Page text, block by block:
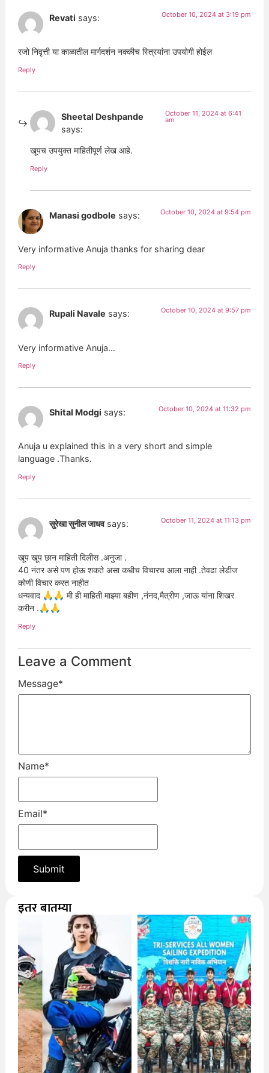
Revati says: October 10, 2024 at 3:19 pm
रजो निवृत्ती या काळातील मार्गदर्शन नक्कीच स्त्रियांना उपयोगी होईल
Reply
Sheetal Deshpande
says:
October 11, 2024 at 6:41
am
खूपच उपयुक्त माहितीपूर्ण लेख आहे.
Reply
Manasi godbole says: October 10, 2024 at 9:54 pm
Very informative Anuja thanks for sharing dear
Reply
Rupali Navale says: October 10, 2024 at 9:57 pm
Very informative Anuja…
Reply
Shital Modgi says: October 10, 2024 at 11:32 pm
Anuja u explained this in a very short and simple
language .Thanks.
Reply
सुरेखा सुनील जाधव says: October 11, 2024 at 11:13 pm
खूप खूप छान माहिती दिलीस .अनुजा .
40 नंतर असे पण होऊ शकते असा कधीच विचारच आला नाही .तेवढा लेडीज
कोणी विचार करत नाहीत
धन्यवाद 🙏🙏 मी ही माहिती माझ्या बहीण ,नंनद,मैत्रीण ,जाऊ यांना शिखर
करीन .🙏🙏
Reply
Leave a Comment
Message*
Name*
Email*
इतर बातम्या